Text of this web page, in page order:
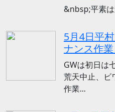
&nbsp;平素
5月4日平
ナンス作業
GWは初日は
荒天中止、ビ
作業...